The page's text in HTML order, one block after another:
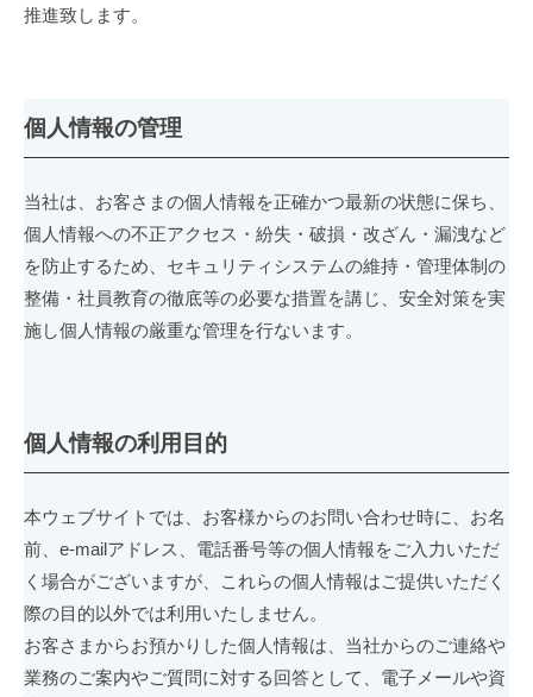
ョ
バ
ポ
リ
シ
ー
(個
報
護
方
針)
2023-
推進致します。
個人情報の管理
当社は、お客さまの個人情報を正確かつ最新の状態に保ち、
個人情報への不正アクセス・紛失・破損・改ざん・漏洩など
を防止するため、セキュリティシステムの維持・管理体制の
整備・社員教育の徹底等の必要な措置を講じ、安全対策を実
施し個人情報の厳重な管理を行ないます。
個人情報の利用目的
本ウェブサイトでは、お客様からのお問い合わせ時に、お名
前、e-mailアドレス、電話番号等の個人情報をご入力いただ
く場合がございますが、これらの個人情報はご提供いただく
際の目的以外では利用いたしません。
お客さまからお預かりした個人情報は、当社からのご連絡や
業務のご案内やご質問に対する回答として、電子メールや資